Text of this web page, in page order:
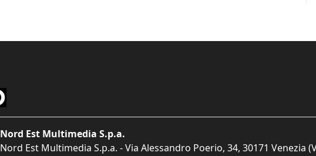
Nord Est Multimedia S.p.a.
Nord Est Multimedia S.p.a. - Via Alessandro Poerio, 34, 30171 Venezia